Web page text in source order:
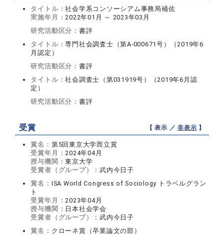
タイトル：社会学系コンソーシアム事務局補佐
実施年月：2022年01月 ～ 2023年03月
研究活動区分： 書評
タイトル：専門社会調査士（第A-000671号）（2019年6
月認定）
研究活動区分： 書評
タイトル：社会調査士（第031919号）（2019年6月認
定）
研究活動区分： 書評
受賞 【 表示 ／非表示 】
賞名： 第5回東京大学而立賞
受賞年月：2024年04月
授与機関：東京大学
受賞者（グループ）：武内今日子
賞名： ISA World Congress of Sociology トラベルグラン
ト
受賞年月：2023年04月
授与機関： 日本社会学会
受賞者（グループ）：武内今日子
賞名： クローネ賞（卒業論文の部）